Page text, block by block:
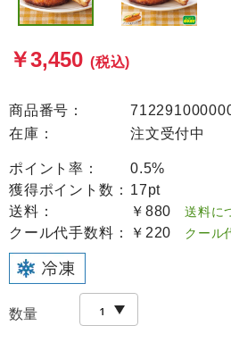
￥3,450 (税込)
商品番号：
在庫：
注文受付中
ポイント率：
0.5%
獲得ポイント数： 17pt
送料：
￥880 送料に
クール代手数料： ￥220 クール
数量